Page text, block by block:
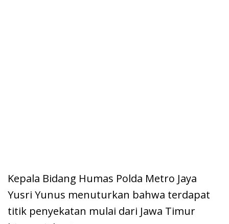
Kepala Bidang Humas Polda Metro Jaya
Yusri Yunus menuturkan bahwa terdapat
titik penyekatan mulai dari Jawa Timur